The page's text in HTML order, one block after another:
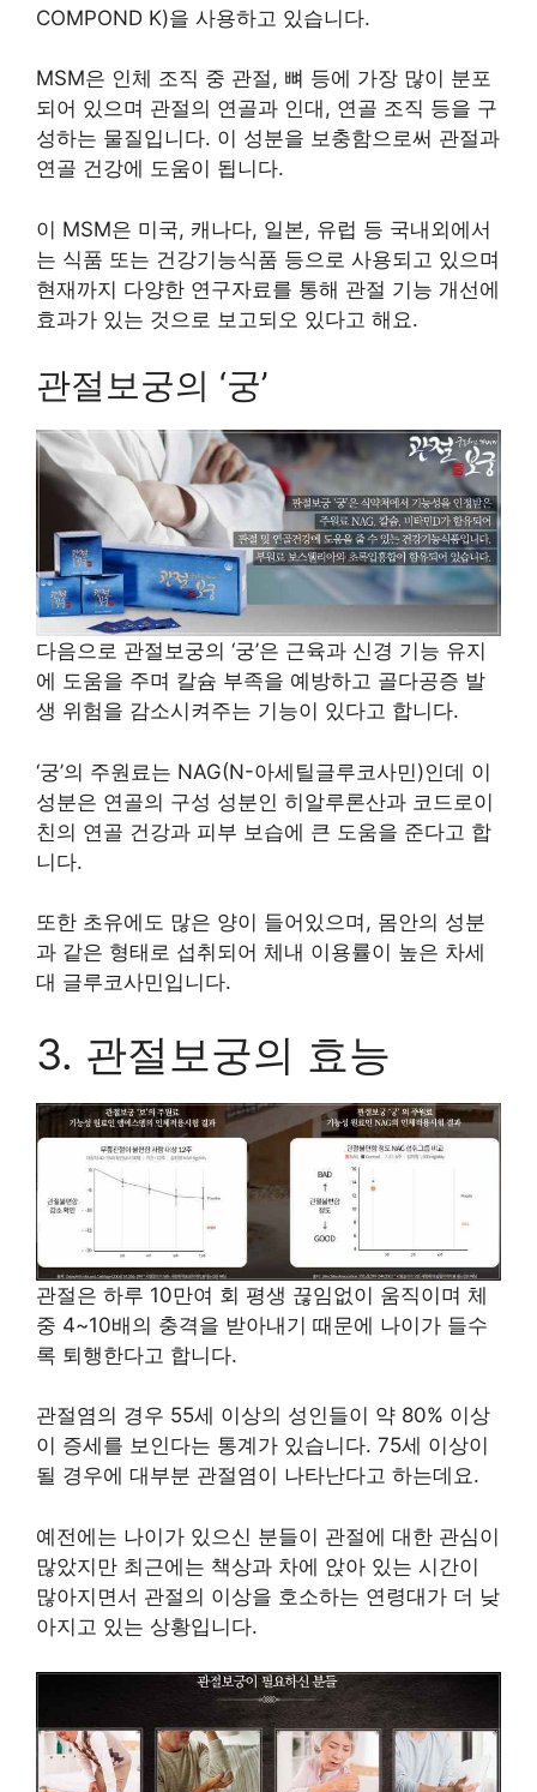
COMPOND K)을 사용하고 있습니다.
MSM은 인체 조직 중 관절, 뼈 등에 가장 많이 분포
되어 있으며 관절의 연골과 인대, 연골 조직 등을 구
성하는 물질입니다. 이 성분을 보충함으로써 관절과
연골 건강에 도움이 됩니다.
이 MSM은 미국, 캐나다, 일본, 유럽 등 국내외에서
는 식품 또는 건강기능식품 등으로 사용되고 있으며
현재까지 다양한 연구자료를 통해 관절 기능 개선에
효과가 있는 것으로 보고되오 있다고 해요.
관절보궁의 ‘궁’
다음으로 관절보궁의 ‘궁’은 근육과 신경 기능 유지
에 도움을 주며 칼슘 부족을 예방하고 골다공증 발
생 위험을 감소시켜주는 기능이 있다고 합니다.
‘궁’의 주원료는 NAG(N-아세틸글루코사민)인데 이
성분은 연골의 구성 성분인 히알루론산과 코드로이
친의 연골 건강과 피부 보습에 큰 도움을 준다고 합
니다.
또한 초유에도 많은 양이 들어있으며, 몸안의 성분
과 같은 형태로 섭취되어 체내 이용률이 높은 차세
대 글루코사민입니다.
3. 관절보궁의 효능
관절은 하루 10만여 회 평생 끊임없이 움직이며 체
중 4~10배의 충격을 받아내기 때문에 나이가 들수
록 퇴행한다고 합니다.
관절염의 경우 55세 이상의 성인들이 약 80% 이상
이 증세를 보인다는 통계가 있습니다. 75세 이상이
될 경우에 대부분 관절염이 나타난다고 하는데요.
예전에는 나이가 있으신 분들이 관절에 대한 관심이
많았지만 최근에는 책상과 차에 앉아 있는 시간이
많아지면서 관절의 이상을 호소하는 연령대가 더 낮
아지고 있는 상황입니다.